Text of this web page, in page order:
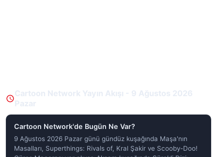
Cartoon Network'de Bugün Ne Var?
9 Ağustos 2026 Pazar günü gündüz kuşağında Maşa'nın
Masalları, Superthings: Rivals of, Kral Şakir ve Scooby-Doo!